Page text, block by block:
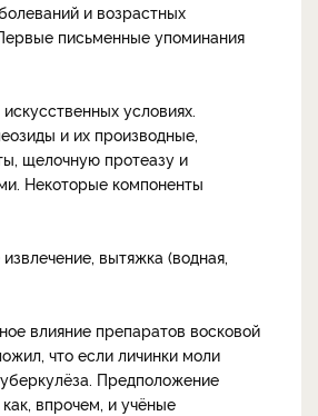
и возрастных
письменные упоминания
условиях.
и их производные,
щелочную протеазу и
Некоторые компоненты
вытяжка (водная,
влияние препаратов восковой
что если личинки моли
Предположение
впрочем, и учёные